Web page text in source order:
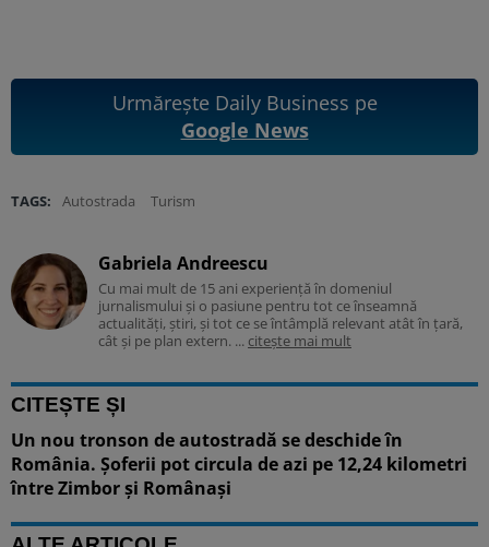
Urmărește Daily Business pe
Google News
TAGS: Autostrada Turism
Gabriela Andreescu
Cu mai mult de 15 ani experiență în domeniul
jurnalismului și o pasiune pentru tot ce înseamnă
actualități, știri, și tot ce se întâmplă relevant atât în țară,
cât și pe plan extern. ... citește mai mult
CITEȘTE ȘI
Un nou tronson de autostradă se deschide în
România. Șoferii pot circula de azi pe 12,24 kilometri
între Zimbor și Românași